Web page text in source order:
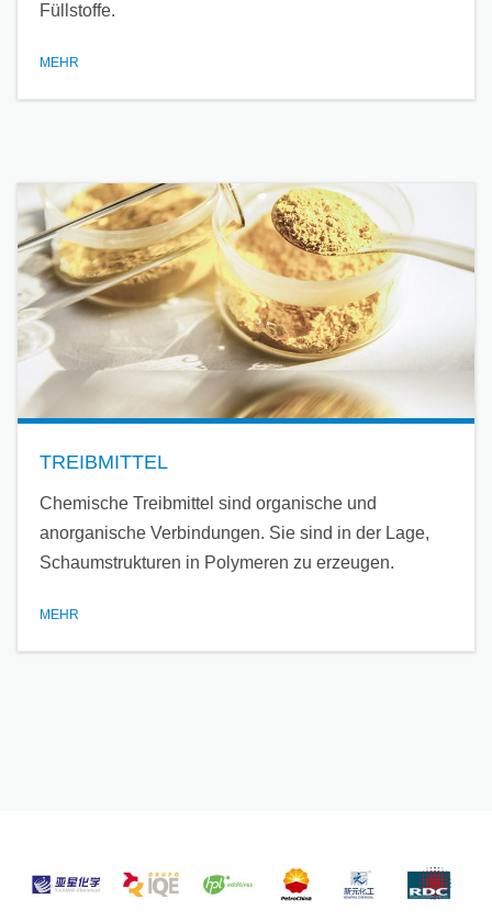
Füllstoffe.
MEHR
TREIBMITTEL
Chemische Treibmittel sind organische und
anorganische Verbindungen. Sie sind in der Lage,
Schaumstrukturen in Polymeren zu erzeugen.
MEHR